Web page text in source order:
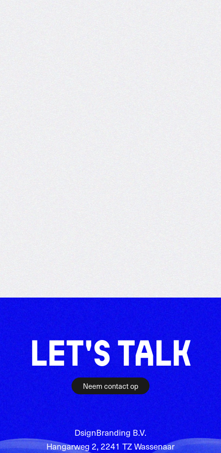
LET'S TALK
Neem contact op
DsignBranding B.V.
Hangarweg 2, 2241 TZ Wassenaar